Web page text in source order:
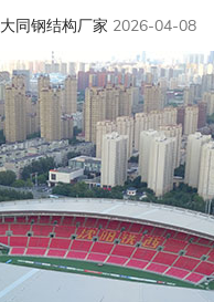
大同钢结构厂家 2026-04-08